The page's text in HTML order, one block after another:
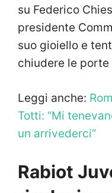
su Federico
presidente
suo gioiello e
chiudere le porte
Leggi anche:
Totti: “Mi
un arrivederci”
Rabiot